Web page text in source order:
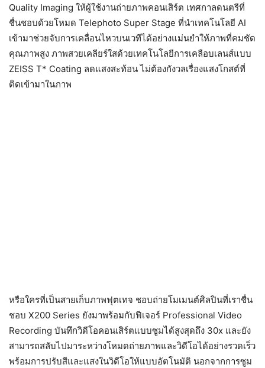
Quality Imaging ให้ผู้ใช้งานถ่ายภาพคอนเสิร์ต เทศกาลดนตรีที่
ชื่นชอบด้วยโหมด Telephoto Super Stage ที่นำเทคโนโลยี AI
เข้ามาช่วยจับการเคลื่อนไหวบนเวทีได้อย่างแม่นยำให้ภาพที่คมชัด
คุณภาพสูง ภาพสวยเคลียร์ใสด้วยเทคโนโลยีการเคลือบเลนส์แบบ
ZEISS T* Coating ลดแสงสะท้อน ไม่ต้องกังวลเรื่องแสงโกสต์ที่
ติดเข้ามาในภาพ
หรือใครที่เป็นสายเก็บภาพฟุตเทจ ชอบถ่ายโมเมนต์ศิลปินที่เราชื่น
ชอบ X200 Series ยังมาพร้อมกับฟีเจอร์ Professional Video
Recording บันทึกวิดีโอคอนเสิร์ตแบบซูมได้สูงสุดถึง 30x และยัง
สามารถสลับไปมาระหว่างโหมดถ่ายภาพและวิดีโอได้อย่างรวดเร็ว
พร้อมการปรับสีและแสงในวิดีโอให้แบบอัตโนมัติ นอกจากการซูม